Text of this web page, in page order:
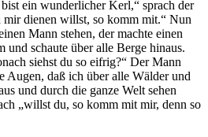
ein wunderlicher Kerl,“ sprach der
dienen willst, so komm mit.“ Nun
Mann stehen, der machte einen
und schaute über alle Berge hinaus.
siehst du so eifrig?“ Der Mann
Augen, daß ich über alle Wälder und
und durch die ganze Welt sehen
„willst du, so komm mit mir, denn so